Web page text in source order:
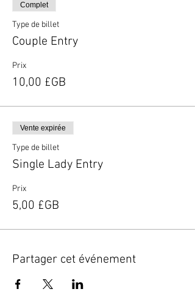
Complet
Type de billet
Couple Entry
Prix
10,00 £GB
Vente expirée
Type de billet
Single Lady Entry
Prix
5,00 £GB
Partager cet événement